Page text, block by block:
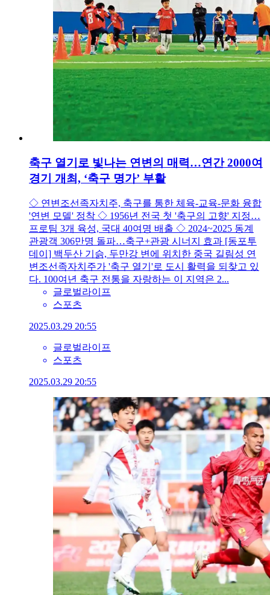
축구 열기로 빛나는 연변의 매력…연간 2000여
경기 개최, ‘축구 명가’ 부활
◇ 연변조선족자치주, 축구를 통한 체육-교육-문화 융합
'연변 모델' 정착 ◇ 1956년 전국 첫 '축구의 고향' 지정…
프로팀 3개 육성, 국대 40여명 배출 ◇ 2024~2025 동계
관광객 306만명 돌파…축구+관광 시너지 효과 [동포투
데이] 백두산 기슭, 두만강 변에 위치한 중국 길림성 연
변조선족자치주가 '축구 열기'로 도시 활력을 되찾고 있
다. 100여년 축구 전통을 자랑하는 이 지역은 2...
글로벌라이프
스포츠
2025.03.29 20:55
글로벌라이프
스포츠
2025.03.29 20:55